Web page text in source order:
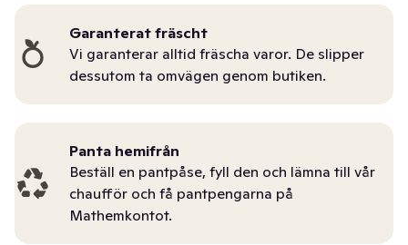
Garanterat fräscht
Vi garanterar alltid fräscha varor. De slipper
dessutom ta omvägen genom butiken.
Panta hemifrån
Beställ en pantpåse, fyll den och lämna till vår
chaufför och få pantpengarna på
Mathemkontot.